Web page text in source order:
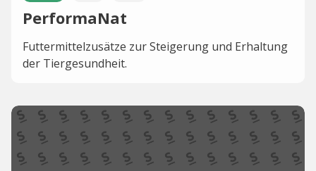
PerformaNat
Futtermittelzusätze zur Steigerung und Erhaltung
der Tiergesundheit.